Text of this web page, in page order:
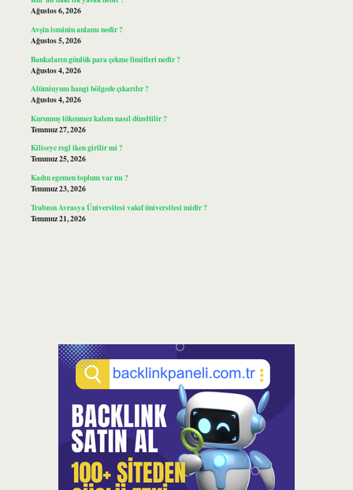
Ağustos 6, 2026
Avşin isminin anlamı nedir ?
Ağustos 5, 2026
Bankaların günlük para çekme limitleri nedir ?
Ağustos 4, 2026
Alüminyum hangi bölgede çıkarılır ?
Ağustos 4, 2026
Kurumuş tükenmez kalem nasıl düzeltilir ?
Temmuz 27, 2026
Kiliseye regl iken girilir mi ?
Temmuz 25, 2026
Kadın egemen toplum var mı ?
Temmuz 23, 2026
Trabzon Avrasya Üniversitesi vakıf üniversitesi midir ?
Temmuz 21, 2026